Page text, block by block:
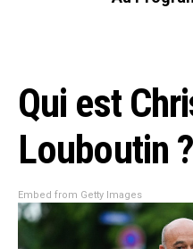
Qui est
Louboutin ?
Embed from Getty Images